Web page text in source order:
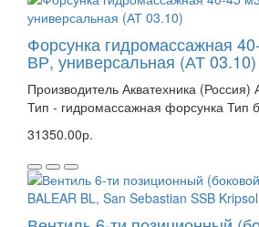
Форсунка гидромассажная
ВР, универсальная (АТ 03.10)
Производитель Акватехника (Россия)
Тип - гидромассажная форсунка Тип
31350.00р.